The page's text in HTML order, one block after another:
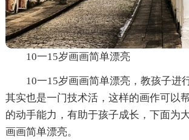
10一15岁画画简单漂亮
10一15岁画画简单漂亮，教孩子进
其实也是一门技术活，这样的画作可以
的动手能力，有助于孩子成长，下面为
画画简单漂亮。